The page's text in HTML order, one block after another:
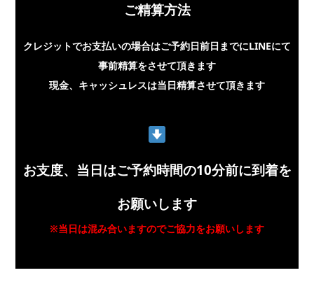
ご精算方法
クレジットでお支払いの場合はご予約日前日までにLINEにて
事前精算をさせて頂きます
現金、キャッシュレスは当日精算させて頂きます
お支度、当日はご予約時間の10分前に到着を
お願いします
※当日は混み合いますのでご協力をお願いします